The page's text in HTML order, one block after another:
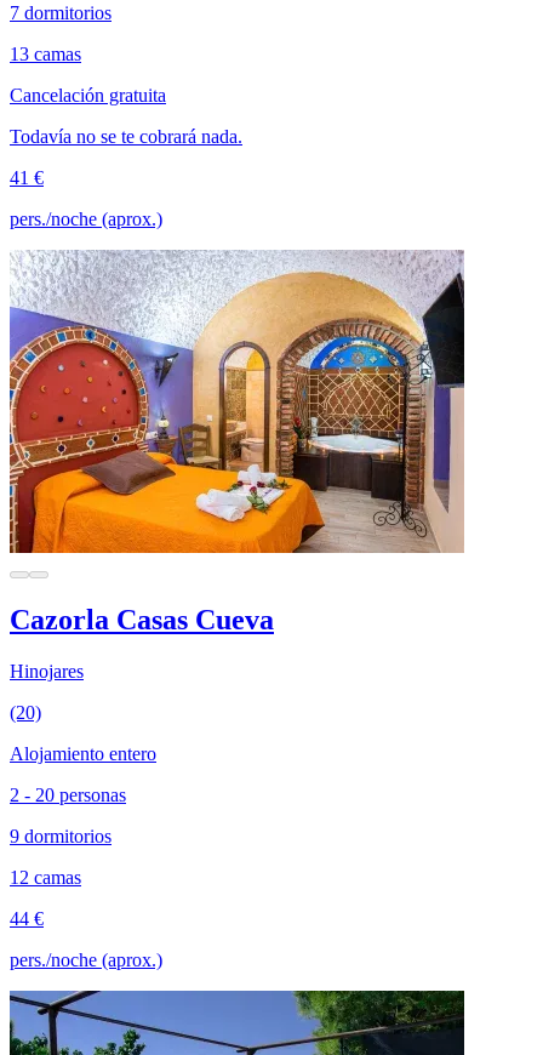
7 dormitorios
13 camas
Cancelación gratuita
Todavía no se te cobrará nada.
41 €
pers./noche (aprox.)
Cazorla Casas Cueva
Hinojares
(20)
Alojamiento entero
2 - 20 personas
9 dormitorios
12 camas
44 €
pers./noche (aprox.)